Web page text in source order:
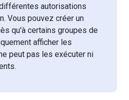
autorisations
Vous pouvez créer un
qu'à certains groupes de
afficher les
peut pas les exécuter ni